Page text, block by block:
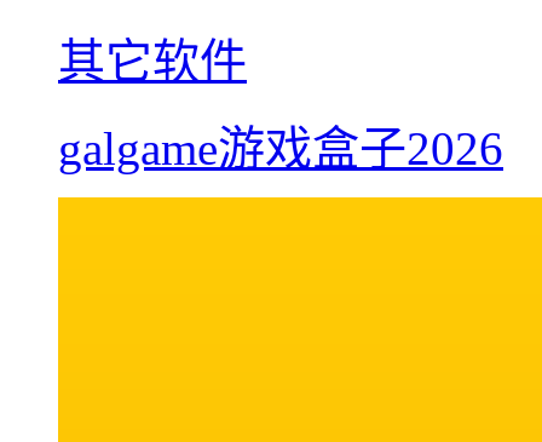
其它软件
galgame游戏盒子2026